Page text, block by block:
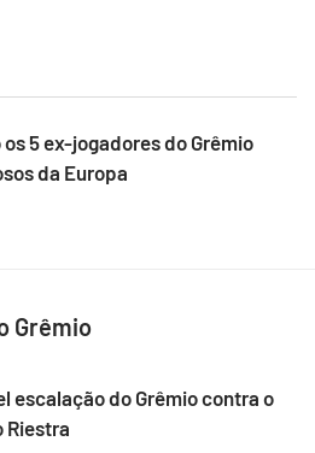
os 5 ex-jogadores do Grêmio
da Europa
Grêmio
escalação do Grêmio contra o
Riestra